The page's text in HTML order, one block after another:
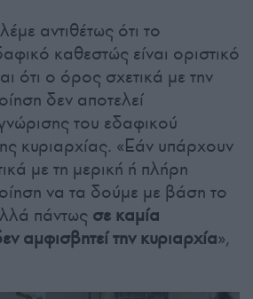
αντιθέτως ότι το
καθεστώς είναι οριστικό
ότι ο όρος σχετικά με την
δεν αποτελεί
του εδαφικού
κυριαρχίας. «Εάν υπάρχουν
με τη μερική ή πλήρη
να τα δούμε με βάση το
πάντως σε καμία
αμφισβητεί την κυριαρχία»,